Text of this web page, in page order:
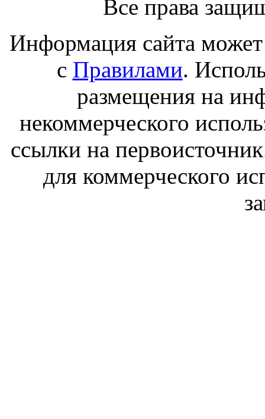
Все права
Информация сайта может
с Правилами.
размещения на
некоммерческого
ссылки на
для коммерческого